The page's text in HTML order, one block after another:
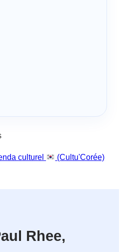
culturel (Cultu'Corée)
Rhee,